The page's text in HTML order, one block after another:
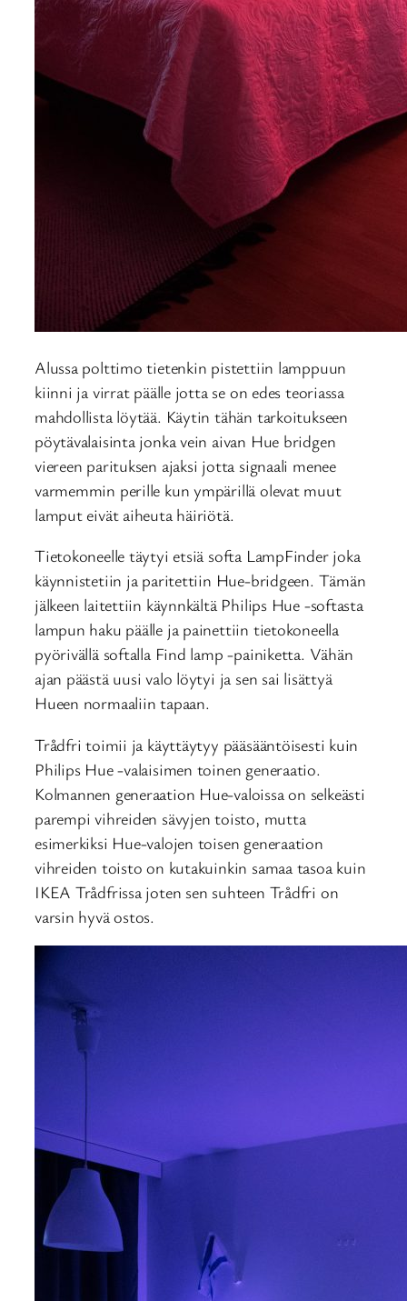
Alussa polttimo tietenkin pistettiin lamppuun
kiinni ja virrat päälle jotta se on edes teoriassa
mahdollista löytää. Käytin tähän tarkoitukseen
pöytävalaisinta jonka vein aivan Hue bridgen
viereen parituksen ajaksi jotta signaali menee
varmemmin perille kun ympärillä olevat muut
lamput eivät aiheuta häiriötä.
Tietokoneelle täytyi etsiä softa LampFinder joka
käynnistetiin ja paritettiin Hue-bridgeen. Tämän
jälkeen laitettiin käynnkältä Philips Hue -softasta
lampun haku päälle ja painettiin tietokoneella
pyörivällä softalla Find lamp -painiketta. Vähän
ajan päästä uusi valo löytyi ja sen sai lisättyä
Hueen normaaliin tapaan.
Trådfri toimii ja käyttäytyy pääsääntöisesti kuin
Philips Hue -valaisimen toinen generaatio.
Kolmannen generaation Hue-valoissa on selkeästi
parempi vihreiden sävyjen toisto, mutta
esimerkiksi Hue-valojen toisen generaation
vihreiden toisto on kutakuinkin samaa tasoa kuin
IKEA Trådfrissa joten sen suhteen Trådfri on
varsin hyvä ostos.